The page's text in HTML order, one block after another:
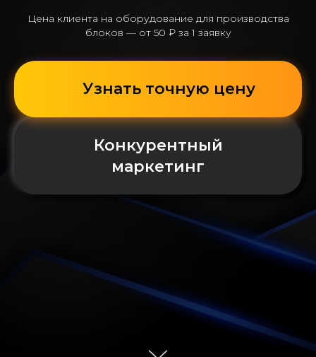
Цена клиента на оборудование для производства
блоков — от 50 ₽ за 1 заявку
Узнать точную цену
Конкурентный
маркетинг